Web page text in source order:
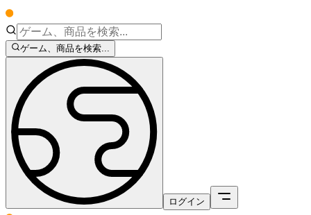
ゲーム、商品を検索...
ログイン